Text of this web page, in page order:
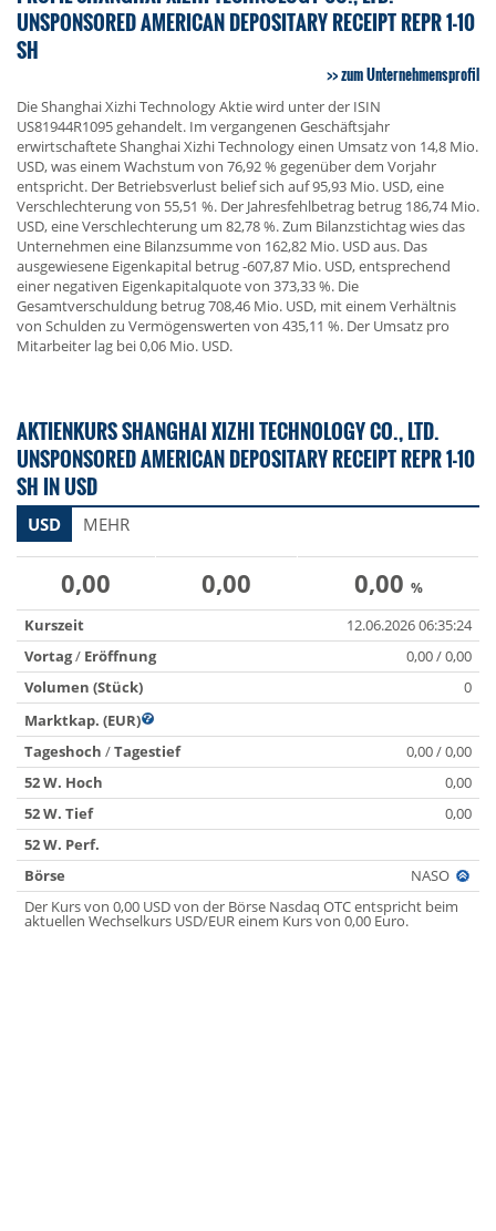
UNSPONSORED AMERICAN DEPOSITARY RECEIPT REPR 1-10
SH
zum Unternehmensprofil
Die Shanghai Xizhi Technology Aktie wird unter der ISIN
US81944R1095 gehandelt. Im vergangenen Geschäftsjahr
erwirtschaftete Shanghai Xizhi Technology einen Umsatz von 14,8 Mio.
USD, was einem Wachstum von 76,92 % gegenüber dem Vorjahr
entspricht. Der Betriebsverlust belief sich auf 95,93 Mio. USD, eine
Verschlechterung von 55,51 %. Der Jahresfehlbetrag betrug 186,74 Mio.
USD, eine Verschlechterung um 82,78 %. Zum Bilanzstichtag wies das
Unternehmen eine Bilanzsumme von 162,82 Mio. USD aus. Das
ausgewiesene Eigenkapital betrug -607,87 Mio. USD, entsprechend
einer negativen Eigenkapitalquote von 373,33 %. Die
Gesamtverschuldung betrug 708,46 Mio. USD, mit einem Verhältnis
von Schulden zu Vermögenswerten von 435,11 %. Der Umsatz pro
Mitarbeiter lag bei 0,06 Mio. USD.
AKTIENKURS SHANGHAI XIZHI TECHNOLOGY CO., LTD.
UNSPONSORED AMERICAN DEPOSITARY RECEIPT REPR 1-10
SH IN USD
USD MEHR
0,00 0,00 0,00 %
Kurszeit
12.06.2026 06:35:24
Vortag/ Eröffnung
0,00 / 0,00
Volumen (Stück)
0
Marktkap. (EUR)
Tageshoch /Tagestief
0,00 / 0,00
52 W. Hoch
0,00
52 W. Tief
0,00
52 W. Perf.
Börse
NASO
Der Kurs von 0,00 USD von der Börse Nasdaq OTC entspricht beim
aktuellen Wechselkurs USD/EUR einem Kurs von 0,00 Euro.